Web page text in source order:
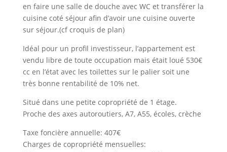
en faire une salle de douche avec WC et transférer la
cuisine coté séjour afin d’avoir une cuisine ouverte
sur séjour.(cf croquis de plan)
Idéal pour un profil investisseur, l’appartement est
vendu libre de toute occupation mais était loué 530€
cc en l’état avec les toilettes sur le palier soit une
très bonne rentabilité de 10% net.
Situé dans une petite copropriété de 1 étage.
Proche des axes autoroutiers, A7, A55, écoles, crèche
Taxe foncière annuelle: 407€
Charges de copropriété mensuelles: